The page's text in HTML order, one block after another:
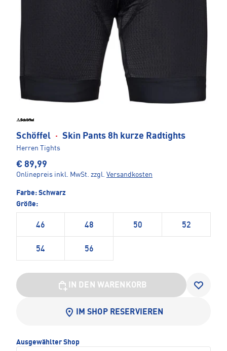
Schöffel · Skin Pants 8h kurze Radtights
Herren Tights
€ 89,99
Onlinepreis inkl. MwSt. zzgl. Versandkosten
Farbe: Schwarz
Größe:
46 48 50 52
54 56
IN DEN WARENKORB
IM SHOP RESERVIEREN
Ausgewählter Shop